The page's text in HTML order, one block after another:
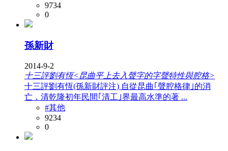
9734
0
孫新財
2014-9-2
十三評劉有恆<昆曲平上去入聲字的字聲特性與腔格>
十三評劉有恆(孫新財評注) 自從昆曲｢聲腔格律｣的消
亡，清乾隆初年民間｢清工｣界最高水準的著 ...
#其他
9234
0